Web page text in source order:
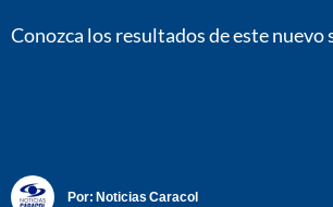
Conozca los resultados de este nuevo
Por: Noticias Caracol